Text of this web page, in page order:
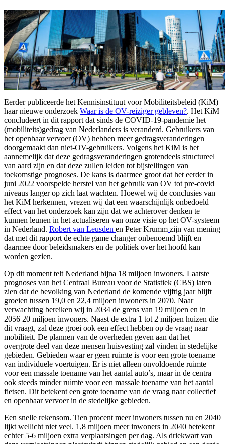
Eerder publiceerde het Kennisinstituut voor Mobiliteitsbeleid (KiM)
haar nieuwe onderzoek Waar is de OV-reiziger gebleven?. Het KiM
concludeert in dit rapport dat sinds de COVID-19-pandemie het
(mobiliteits)gedrag van Nederlanders is veranderd. Gebruikers van
het openbaar vervoer (OV) hebben meer gedragsveranderingen
doorgemaakt dan niet-OV-gebruikers. Volgens het KiM is het
aannemelijk dat deze gedragsveranderingen grotendeels structureel
van aard zijn en dat deze zullen leiden tot bijstellingen van
toekomstige prognoses. De kans is daarmee groot dat het eerder in
juni 2022 voorspelde herstel van het gebruik van OV tot pre-covid
niveaus langer op zich laat wachten. Hoewel wij de conclusies van
het KiM herkennen, vrezen wij dat een waarschijnlijk onbedoeld
effect van het onderzoek kan zijn dat we achterover denken te
kunnen leunen in het actualiseren van onze visie op het OV-systeem
in Nederland. Robert van Leusden en Peter Krumm zijn van mening
dat met dit rapport de echte game changer onbenoemd blijft en
daarmee door beleidsmakers en de politiek over het hoofd kan
worden gezien.
Op dit moment telt Nederland bijna 18 miljoen inwoners. Laatste
prognoses van het Centraal Bureau voor de Statistiek (CBS) laten
zien dat de bevolking van Nederland de komende vijftig jaar blijft
groeien tussen 19,0 en 22,4 miljoen inwoners in 2070. Naar
verwachting bereiken wij in 2034 de grens van 19 miljoen en in
2056 20 miljoen inwoners. Naast de extra 1 tot 2 miljoen huizen die
dit vraagt, zal deze groei ook een effect hebben op de vraag naar
mobiliteit. De plannen van de overheden geven aan dat het
overgrote deel van deze mensen huisvesting zal vinden in stedelijke
gebieden. Gebieden waar er geen ruimte is voor een grote toename
van individuele voertuigen. Er is niet alleen onvoldoende ruimte
voor een massale toename van het aantal auto’s, maar in de centra
ook steeds minder ruimte voor een massale toename van het aantal
fietsen. Dit betekent een grote toename van de vraag naar collectief
en openbaar vervoer in de stedelijke gebieden.
Een snelle rekensom. Tien procent meer inwoners tussen nu en 2040
lijkt wellicht niet veel. 1,8 miljoen meer inwoners in 2040 betekent
echter 5-6 miljoen extra verplaatsingen per dag. Als driekwart van